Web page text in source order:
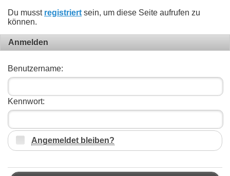
Du musst registriert sein, um diese Seite aufrufen zu
können.
Anmelden
Benutzername:
Kennwort:
Angemeldet bleiben?